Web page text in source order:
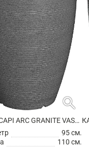
search
КАШПО CAPI ARC GRANITE VASE ELEGANT ANTHRACITE
95 см.
110 см.